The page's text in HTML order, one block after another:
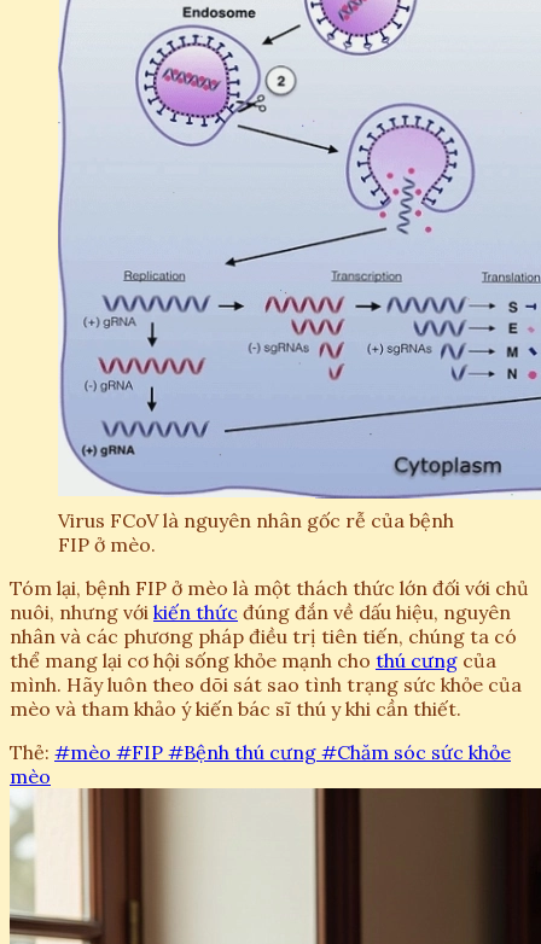
Virus FCoV là nguyên nhân gốc rễ của bệnh
FIP ở mèo.
Tóm lại, bệnh FIP ở mèo là một thách thức lớn đối với chủ
nuôi, nhưng với kiến thức đúng đắn về dấu hiệu, nguyên
nhân và các phương pháp điều trị tiên tiến, chúng ta có
thể mang lại cơ hội sống khỏe mạnh cho thú cưng của
mình. Hãy luôn theo dõi sát sao tình trạng sức khỏe của
mèo và tham khảo ý kiến bác sĩ thú y khi cần thiết.
Thẻ: #mèo #FIP #Bệnh thú cưng #Chăm sóc sức khỏe
mèo